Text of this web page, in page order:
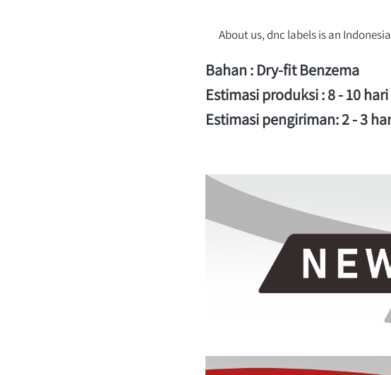
About us, dnc labels is an
Bahan : Dry-fit Benzema
Estimasi produksi : 8 - 10
Estimasi pengiriman: 2 - 3